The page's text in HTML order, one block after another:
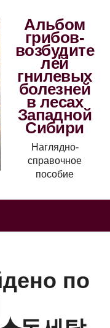
Альбом
грибов-
возбудите
лей
гнилевых
болезней
в лесах
Западной
Сибири
Наглядно-
справочное
пособие
по